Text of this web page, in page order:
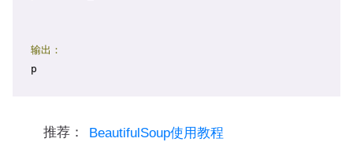
输出：
p
推荐： BeautifulSoup使用教程